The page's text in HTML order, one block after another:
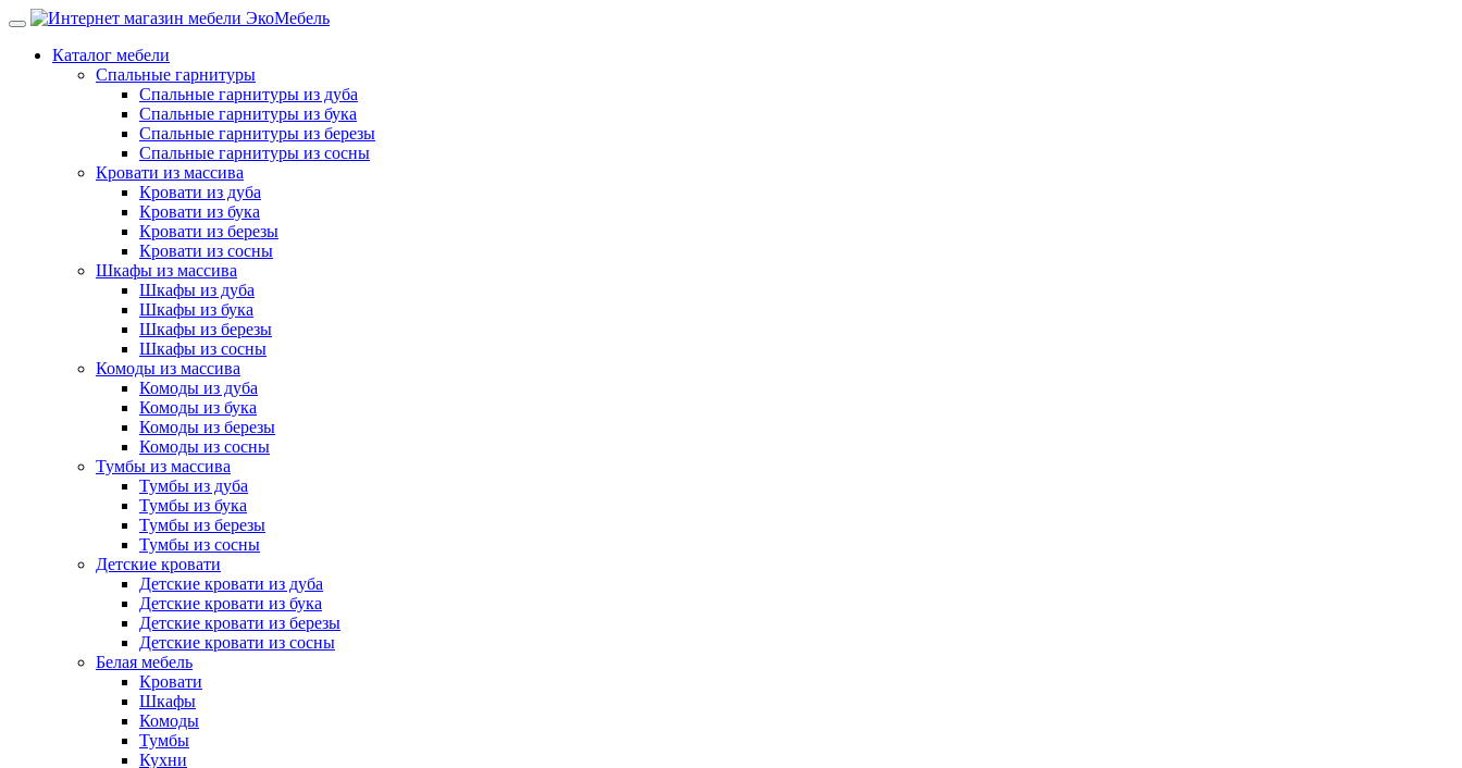
Каталог мебели
Спальные гарнитуры
Спальные гарнитуры из дуба
Спальные гарнитуры из бука
Спальные гарнитуры из березы
Спальные гарнитуры из сосны
Кровати из массива
Кровати из дуба
Кровати из бука
Кровати из березы
Кровати из сосны
Шкафы из массива
Шкафы из дуба
Шкафы из бука
Шкафы из березы
Шкафы из сосны
Комоды из массива
Комоды из дуба
Комоды из бука
Комоды из березы
Комоды из сосны
Тумбы из массива
Тумбы из дуба
Тумбы из бука
Тумбы из березы
Тумбы из сосны
Детские кровати
Детские кровати из дуба
Детские кровати из бука
Детские кровати из березы
Детские кровати из сосны
Белая мебель
Кровати
Шкафы
Комоды
Тумбы
Кухни